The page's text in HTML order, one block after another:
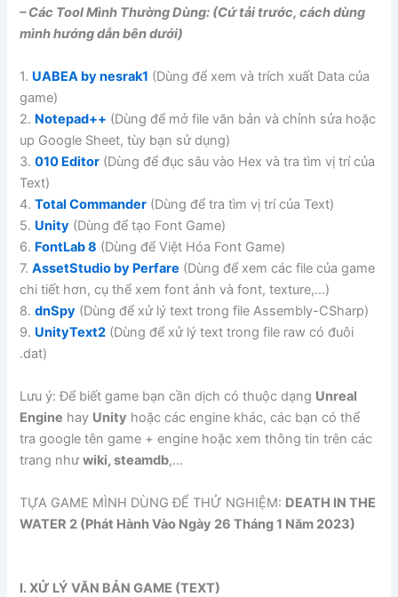
– Các Tool Mình Thường Dùng: (Cứ tải trước, cách dùng
mình hướng dẫn bên dưới)
1. UABEA by nesrak1 (Dùng để xem và trích xuất Data của
game)
2. Notepad++ (Dùng để mở file văn bản và chỉnh sửa hoặc
up Google Sheet, tùy bạn sử dụng)
3.010 Editor (Dùng để đục sâu vào Hex và tra tìm vị trí của
Text)
4.Total Commander (Dùng để tra tìm vị trí của Text)
5. Unity (Dùng để tạo Font Game)
6. FontLab 8 (Dùng để Việt Hóa Font Game)
7.AssetStudio by Perfare (Dùng để xem các file của game
chi tiết hơn, cụ thể xem font ảnh và font, texture,…)
8.dnSpy (Dùng để xử lý text trong file Assembly-CSharp)
9. UnityText2 (Dùng để xử lý text trong file raw có đuôi
.dat)
Lưu ý: Để biết game bạn cần dịch có thuộc dạng Unreal
Engine hay Unity hoặc các engine khác, các bạn có thể
tra google tên game + engine hoặc xem thông tin trên các
trang nhưwiki, steamdb,…
TỰA GAME MÌNH DÙNG ĐỂ THỬ NGHIỆM: DEATH IN THE
WATER 2 (Phát Hành Vào Ngày 26 Tháng 1 Năm 2023)
Ⅰ. XỬ LÝ VĂN BẢN GAME (TEXT)